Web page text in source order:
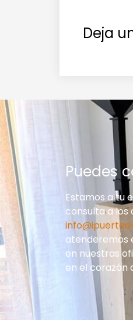
Deja
Puedes
Estamos a tu
consulta a los
atenderemos
en nuestras
en el corazón